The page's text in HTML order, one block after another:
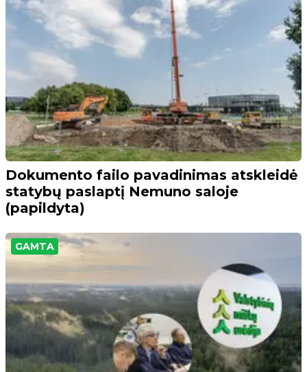
Dokumento failo pavadinimas atskleidė
statybų paslaptį Nemuno saloje
(papildyta)
GAMTA